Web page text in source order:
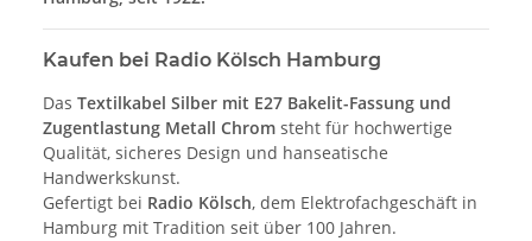
Kaufen bei Radio Kölsch Hamburg
Das Textilkabel Silber mit E27 Bakelit-Fassung und
Zugentlastung Metall Chrom steht für hochwertige
Qualität, sicheres Design und hanseatische
Handwerkskunst.
Gefertigt bei Radio Kölsch, dem Elektrofachgeschäft in
Hamburg mit Tradition seit über 100 Jahren.